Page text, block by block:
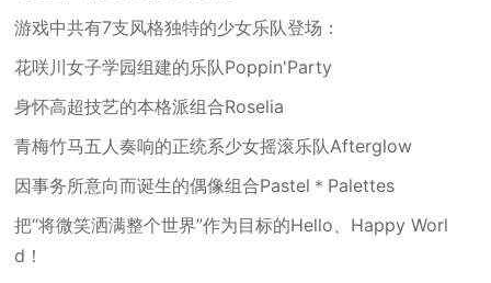
游戏中共有7支风格独特的少女乐队登场：
花咲川女子学园组建的乐队Poppin'Party
身怀高超技艺的本格派组合Roselia
青梅竹马五人奏响的正统系少女摇滚乐队Afterglow
因事务所意向而诞生的偶像组合Pastel＊Palettes
把“将微笑洒满整个世界”作为目标的Hello、Happy Worl
d！